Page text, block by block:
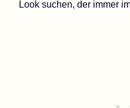
Look suchen, der immer